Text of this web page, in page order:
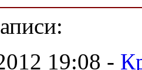
19:08 -